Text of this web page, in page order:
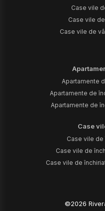
Case vile
Case vile
Case vile de
Apartamente
Apartamente de
Apartamente de
Case
Case vile de
Case vile de
Case vile de
©2026